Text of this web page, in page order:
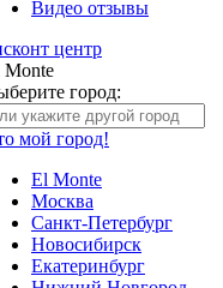
Видео отзывы
центр
Monte
город:
мой город!
El Monte
Москва
Санкт-Петербург
Новосибирск
Екатеринбург